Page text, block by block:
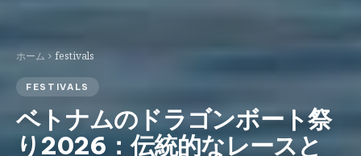
ホーム festivals
FESTIVALS
ベトナムのドラゴンボート祭
り2026：伝統的なレースと